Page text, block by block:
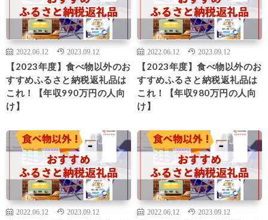
2022.06.12 2023.09.12
【2023年度】食べ物以外のお
すすめふるさと納税返礼品は
これ！【年収990万円の人向
け】
2022.06.12 2023.09.12
【2023年度】食べ物以外のお
すすめふるさと納税返礼品は
これ！【年収980万円の人向
け】
2022.06.12 2023.09.12 2022.06.12 2023.09.12